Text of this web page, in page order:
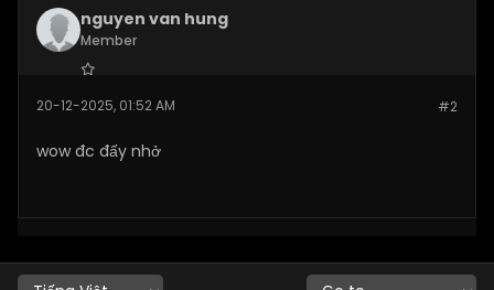
nguyen van hung
Member
Posts:95 #2
20-12-2025, 01:52 AM
wow đc đấy nhở